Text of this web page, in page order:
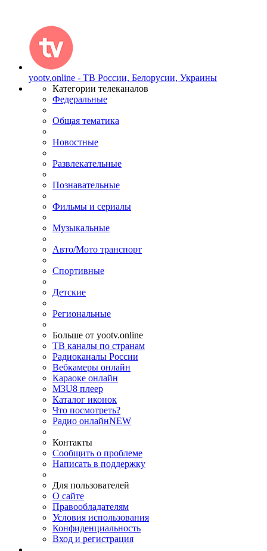
yootv.online - ТВ России, Белорусии, Украины
Категории телеканалов
Федеральные
Общая тематика
Новостные
Развлекательные
Познавательные
Фильмы и сериалы
Музыкальные
Авто/Мото транспорт
Спортивные
Детские
Региональные
Больше от yootv.online
ТВ каналы по странам
Радиоканалы России
Вебкамеры онлайн
Караоке онлайн
M3U8 плеер
Каталог иконок
Что посмотреть?
Радио онлайнNEW
Контакты
Сообщить о проблеме
Написать в поддержку
Для пользователей
О сайте
Правообладателям
Условия использования
Конфиденциальность
Вход и регистрация